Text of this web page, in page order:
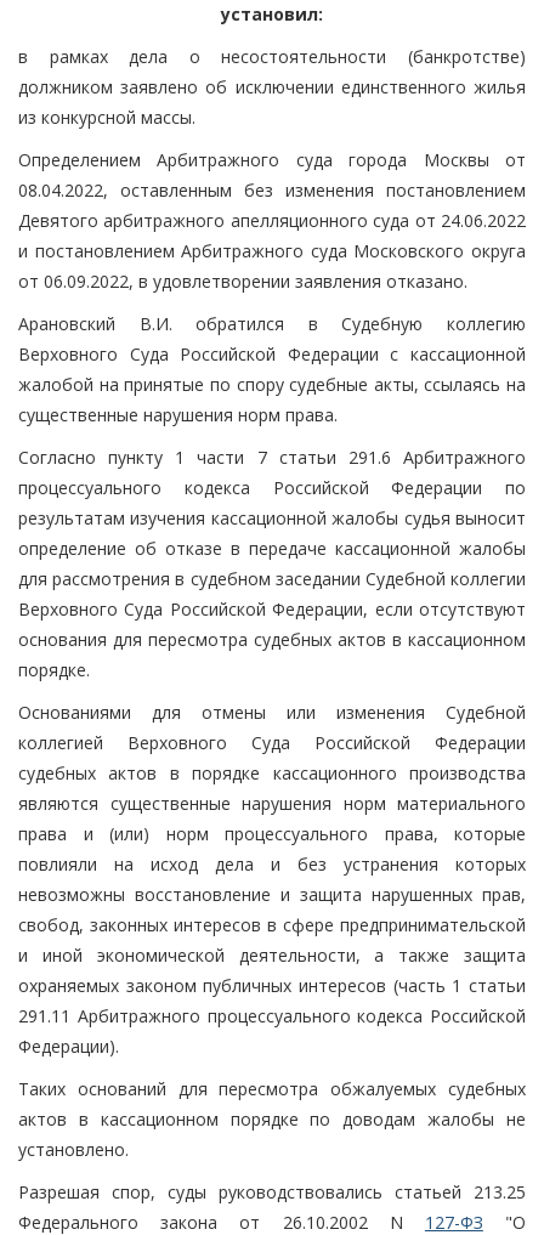
установил:
в рамках дела о несостоятельности (банкротстве)
должником заявлено об исключении единственного жилья
из конкурсной массы.
Определением Арбитражного суда города Москвы от
08.04.2022, оставленным без изменения постановлением
Девятого арбитражного апелляционного суда от 24.06.2022
и постановлением Арбитражного суда Московского округа
от 06.09.2022, в удовлетворении заявления отказано.
Арановский В.И. обратился в Судебную коллегию
Верховного Суда Российской Федерации с кассационной
жалобой на принятые по спору судебные акты, ссылаясь на
существенные нарушения норм права.
Согласно пункту 1 части 7 статьи 291.6 Арбитражного
процессуального кодекса Российской Федерации по
результатам изучения кассационной жалобы судья выносит
определение об отказе в передаче кассационной жалобы
для рассмотрения в судебном заседании Судебной коллегии
Верховного Суда Российской Федерации, если отсутствуют
основания для пересмотра судебных актов в кассационном
порядке.
Основаниями для отмены или изменения Судебной
коллегией Верховного Суда Российской Федерации
судебных актов в порядке кассационного производства
являются существенные нарушения норм материального
права и (или) норм процессуального права, которые
повлияли на исход дела и без устранения которых
невозможны восстановление и защита нарушенных прав,
свобод, законных интересов в сфере предпринимательской
и иной экономической деятельности, а также защита
охраняемых законом публичных интересов (часть 1 статьи
291.11 Арбитражного процессуального кодекса Российской
Федерации).
Таких оснований для пересмотра обжалуемых судебных
актов в кассационном порядке по доводам жалобы не
установлено.
Разрешая спор, суды руководствовались статьей 213.25
Федерального закона от 26.10.2002 N 127-ФЗ "О